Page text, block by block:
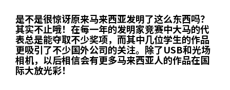
是不是很惊讶原来马来西亚发明了这么东西吗？
其实不止哦！在每一年的发明家竞赛中大马的代
表总是能夺取不少奖项，而其中几位学生的作品
更吸引了不少国外公司的关注。除了USB和光场
相机，以后相信会有更多马来西亚人的作品在国
际大放光彩！